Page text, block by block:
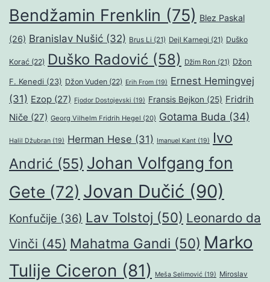
Bendžamin Frenklin (75) Blez Paskal
(26) Branislav Nušić (32) Brus Li (21) Dejl Karnegi (21) Duško
Korać (22) Duško Radović (58) Džim Ron (21) Džon
F. Kenedi (23) Džon Vuden (22) Erih From (19) Ernest Hemingvej
(31) Ezop (27) Fjodor Dostojevski (19) Fransis Bejkon (25) Fridrih
Niče (27) Georg Vilhelm Fridrih Hegel (20) Gotama Buda (34)
Halil Džubran (19) Herman Hese (31) Imanuel Kant (19)
Ivo
Andrić (55) Johan Volfgang fon
Gete (72) Jovan Dučić (90)
Konfučije (36) Lav Tolstoj (50) Leonardo da
Vinči (45) Mahatma Gandi (50) Marko
Tulije Ciceron (81) Meša Selimović (19) Miroslav